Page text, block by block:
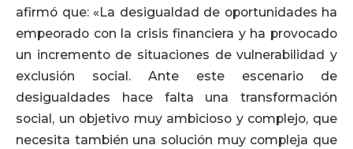
afirmó que: «La desigualdad de oportunidades ha
empeorado con la crisis financiera y ha provocado
un incremento de situaciones de vulnerabilidad y
exclusión social. Ante este escenario de
desigualdades hace falta una transformación
social, un objetivo muy ambicioso y complejo, que
necesita también una solución muy compleja que